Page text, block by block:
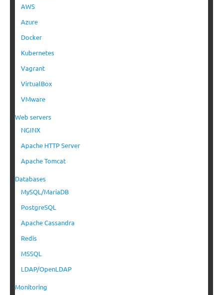
AWS
Azure
Docker
Kubernetes
Vagrant
VirtualBox
VMware
Web servers
NGINX
Apache HTTP Server
Apache Tomcat
Databases
MySQL/MariaDB
PostgreSQL
Apache Cassandra
Redis
MSSQL
LDAP/OpenLDAP
Monitoring